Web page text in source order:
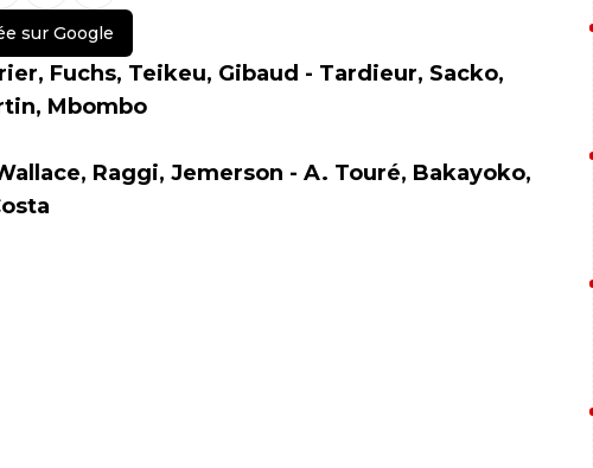
sur Google
Fuchs, Teikeu, Gibaud - Tardieur, Sacko,
Mbombo
Raggi, Jemerson - A. Touré, Bakayoko,